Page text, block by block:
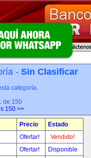
- Sin Clasificar
categoría.
de 150
150 >>
Precio
Estado
Ofertar!
Vendido!
Ofertar!
Disponible